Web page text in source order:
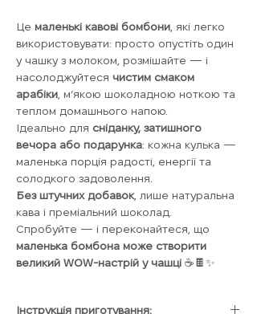
Це маленькі кавові бомбони , які легко
використовувати: просто опустіть один
у чашку з молоком, розмішайте — і
насолоджуйтеся чистим смаком
арабіки , м’якою шоколадною ноткою та
теплом домашнього напою.
Ідеально для сніданку, затишного
вечора або подарунка: кожна кулька —
маленька порція радості, енергії та
солодкого задоволення.
Без штучних добавок, лише натуральна
кава і преміальний шоколад.
Спробуйте — і переконайтеся, що
маленька бомбона може створити
великий WOW-настрій у чашці ☕🍫✨
Інструкція приготування: